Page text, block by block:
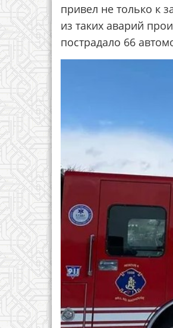
привел не только к
из таких аварий
пострадало 66